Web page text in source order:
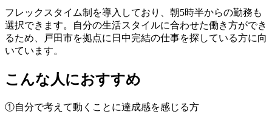
フレックスタイム制を導入しており、朝5時半からの勤務も
選択できます。自分の生活スタイルに合わせた働き方ができ
るため、戸田市を拠点に日中完結の仕事を探している方に向
いています。
こんな人におすすめ
①自分で考えて動くことに達成感を感じる方